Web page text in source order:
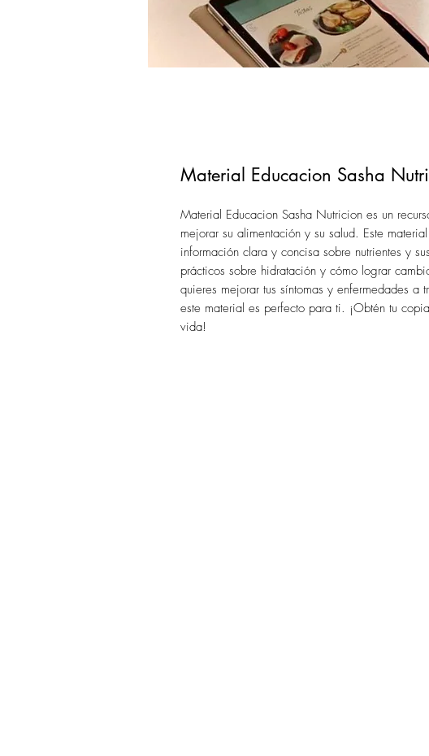
Material Educacion Sasha
Material Educacion Sasha Nutricion es un
mejorar su alimentación y su salud. Este
información clara y concisa sobre nutrientes y
prácticos sobre hidratación y cómo lograr
quieres mejorar tus síntomas y enfermedades a
este material es perfecto para ti. ¡Obtén tu
vida!